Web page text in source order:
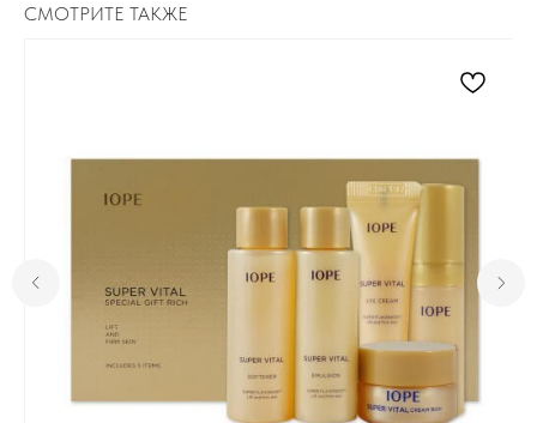
СМОТРИТЕ ТАКЖЕ
Комсомольск-на-Амуре, ​
проспект Ленина 46 ТЦ Оникс
+7 (999) 794-15-06